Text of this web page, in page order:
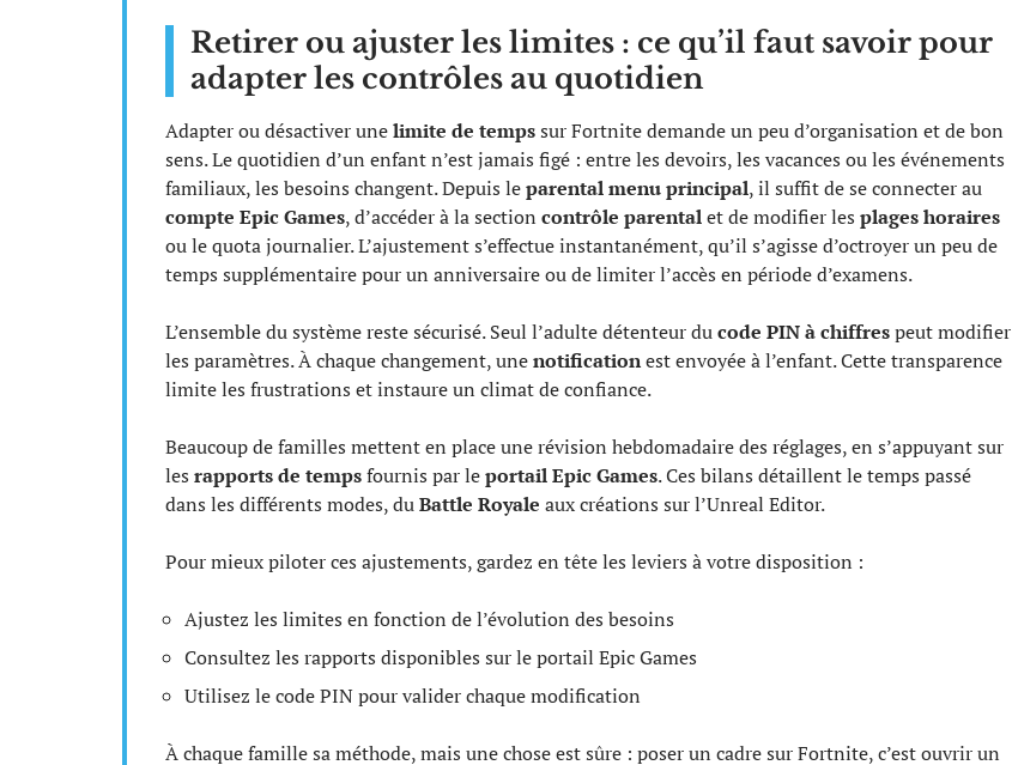
Retirer ou ajuster les limites : ce qu’il faut savoir pour
adapter les contrôles au quotidien
Adapter ou désactiver unelimite de tempssur Fortnite demande un peu d’organisation et de bon
sens. Le quotidien d’un enfant n’est jamais figé : entre les devoirs, les vacances ou les événements
familiaux, les besoins changent. Depuis leparental menu principal, il suffit de se connecter au
compte Epic Games, d’accéder à la section contrôle parentalet de modifier les plages horaires
ou le quota journalier. L’ajustement s’effectue instantanément, qu’il s’agisse d’octroyer un peu de
temps supplémentaire pour un anniversaire ou de limiter l’accès en période d’examens.
L’ensemble du système reste sécurisé. Seul l’adulte détenteur ducode PIN à chiffrespeut modifier
les paramètres. À chaque changement, unenotificationest envoyée à l’enfant. Cette transparence
limite les frustrations et instaure un climat de confiance.
Beaucoup de familles mettent en place une révision hebdomadaire des réglages, en s’appuyant sur
les rapports de tempsfournis par leportail Epic Games. Ces bilans détaillent le temps passé
dans les différents modes, duBattle Royale aux créations sur l’Unreal Editor.
Pour mieux piloter ces ajustements, gardez en tête les leviers à votre disposition :
Ajustez les limites en fonction de l’évolution des besoins
Consultez les rapports disponibles sur le portail Epic Games
Utilisez le code PIN pour valider chaque modification
À chaque famille sa méthode, mais une chose est sûre : poser un cadre sur Fortnite, c’est ouvrir un